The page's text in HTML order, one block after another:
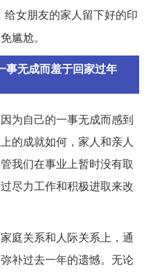
给女朋友的家人留下好的印
尴尬。
事无成而羞于回家过年
为自己的一事无成而感到
的成就如何，家人和亲人
我们在事业上暂时没有取
尽力工作和积极进取来改
庭关系和人际关系上，通
补过去一年的遗憾。无论